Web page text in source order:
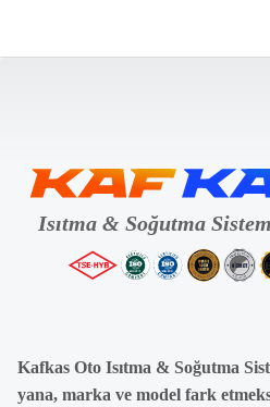
Kafkas Oto Isıtma & Soğutma
yana, marka ve model fark